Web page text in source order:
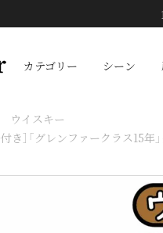
カテゴリー シーン
ウイスキー
付き］「グレンファークラス